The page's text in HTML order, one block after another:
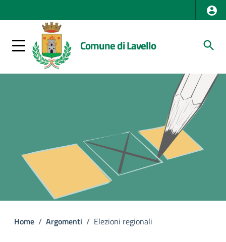
Comune di Lavello
Home / Argomenti / Elezioni regionali